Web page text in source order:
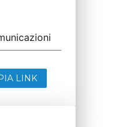
LINK